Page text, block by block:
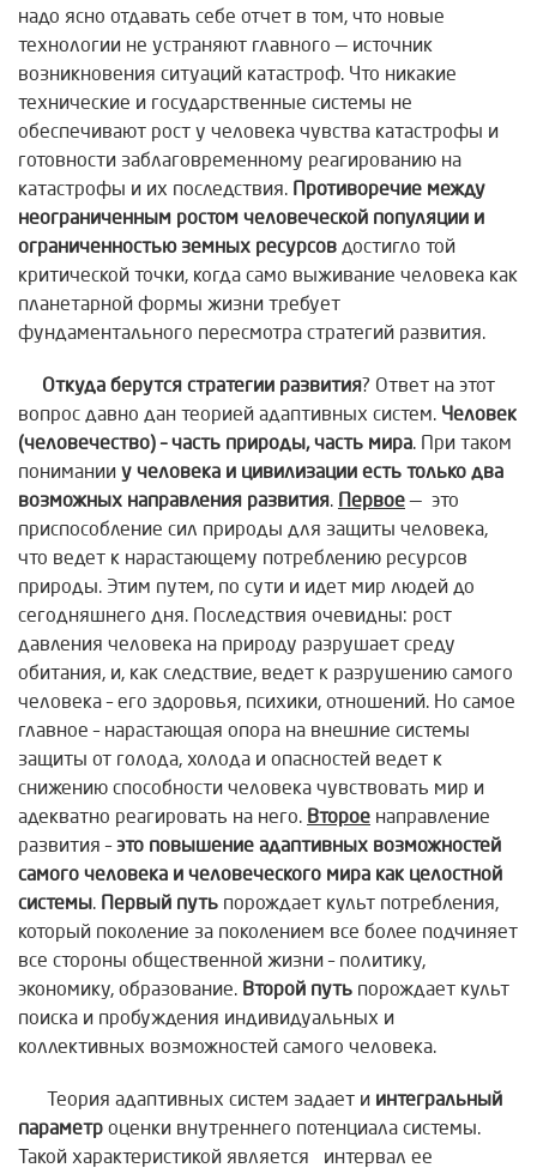
надо ясно отдавать себе отчет в том, что новые
технологии не устраняют главного — источник
возникновения ситуаций катастроф. Что никакие
технические и государственные системы не
обеспечивают рост у человека чувства катастрофы и
готовности заблаговременному реагированию на
катастрофы и их последствия. Противоречие между
неограниченным ростом человеческой популяции и
ограниченностью земных ресурсов достигло той
критической точки, когда само выживание человека как
планетарной формы жизни требует
фундаментального пересмотра стратегий развития.
Откуда берутся стратегии развития? Ответ на этот
вопрос давно дан теорией адаптивных систем. Человек
(человечество) – часть природы, часть мира. При таком
понимании у человека и цивилизации есть только два
возможных направления развития. Первое — это
приспособление сил природы для защиты человека,
что ведет к нарастающему потреблению ресурсов
природы. Этим путем, по сути и идет мир людей до
сегодняшнего дня. Последствия очевидны: рост
давления человека на природу разрушает среду
обитания, и, как следствие, ведет к разрушению самого
человека – его здоровья, психики, отношений. Но самое
главное – нарастающая опора на внешние системы
защиты от голода, холода и опасностей ведет к
снижению способности человека чувствовать мир и
адекватно реагировать на него. Второе направление
развития –это повышение адаптивных возможностей
самого человека и человеческого мира как целостной
системы. Первый путь порождает культ потребления,
который поколение за поколением все более подчиняет
все стороны общественной жизни – политику,
экономику, образование. Второй путь порождает культ
поиска и пробуждения индивидуальных и
коллективных возможностей самого человека.
Теория адаптивных систем задает и интегральный
параметр оценки внутреннего потенциала системы.
Такой характеристикой является интервал ее